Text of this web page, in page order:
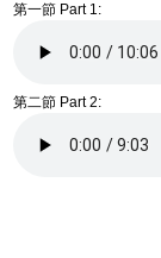
第一節 Part 1:
第二節 Part 2: